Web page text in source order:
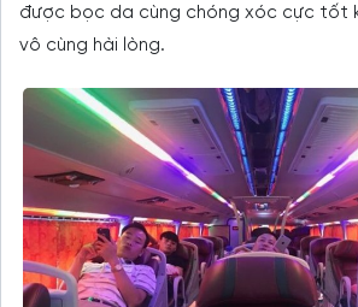
được bọc da cùng chóng xóc cực tốt
vô cùng hài lòng.